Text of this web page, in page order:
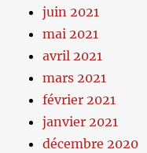
juin 2021
mai 2021
avril 2021
mars 2021
février 2021
janvier 2021
décembre 2020